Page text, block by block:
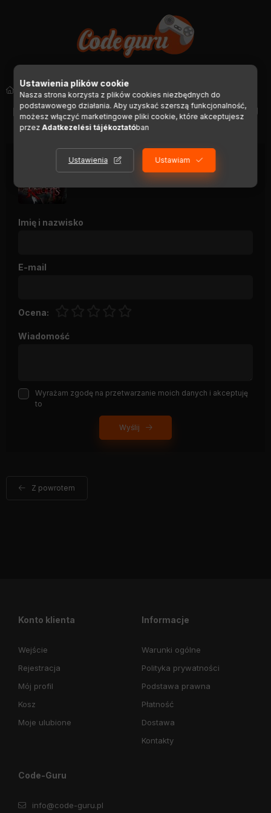
Steam
POWRÓT DO SZCZEGÓŁÓW PRODUKTU
Imię i nazwisko
E-mail
Ocena:
Wiadomość
Wyrażam zgodę na przetwarzanie moich danych i akceptuję
to
Wyślij
Z powrotem
Konto klienta
Wejście
Rejestracja
Mój profil
Kosz
Moje ulubione
Informacje
Warunki ogólne
Polityka prywatności
Podstawa prawna
Płatność
Dostawa
Kontakty
Code-Guru
info@code-guru.pl
Ustawienia plików cookie
Nasza strona korzysta z plików cookies niezbędnych do
podstawowego działania. Aby uzyskać szerszą funkcjonalność,
możesz włączyć marketingowe pliki cookie, które akceptujesz
przezAdatkezelési tájékoztatóban
Ustawienia Ustawiam